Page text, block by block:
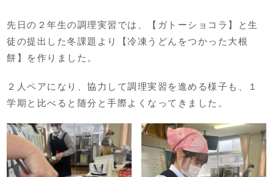
先日の２年生の調理実習では、【ガトーショコラ】と生
徒の提出した冬課題より【冷凍うどんをつかった大根
餅】を作りました。
２人ペアになり、協力して調理実習を進める様子も、１
学期と比べると随分と手際よくなってきました。